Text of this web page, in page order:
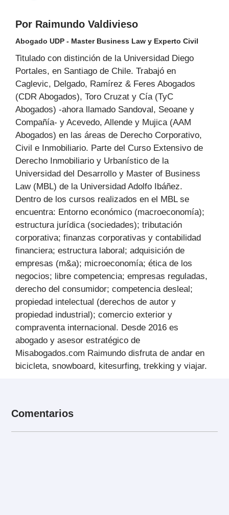
Por Raimundo Valdivieso
Abogado UDP - Master Business Law y Experto Civil
Titulado con distinción de la Universidad Diego
Portales, en Santiago de Chile. Trabajó en
Caglevic, Delgado, Ramírez & Feres Abogados
(CDR Abogados), Toro Cruzat y Cía (TyC
Abogados) -ahora llamado Sandoval, Seoane y
Compañía- y Acevedo, Allende y Mujica (AAM
Abogados) en las áreas de Derecho Corporativo,
Civil e Inmobiliario. Parte del Curso Extensivo de
Derecho Inmobiliario y Urbanístico de la
Universidad del Desarrollo y Master of Business
Law (MBL) de la Universidad Adolfo Ibáñez.
Dentro de los cursos realizados en el MBL se
encuentra: Entorno económico (macroeconomía);
estructura jurídica (sociedades); tributación
corporativa; finanzas corporativas y contabilidad
financiera; estructura laboral; adquisición de
empresas (m&a); microeconomía; ética de los
negocios; libre competencia; empresas reguladas,
derecho del consumidor; competencia desleal;
propiedad intelectual (derechos de autor y
propiedad industrial); comercio exterior y
compraventa internacional. Desde 2016 es
abogado y asesor estratégico de
Misabogados.com Raimundo disfruta de andar en
bicicleta, snowboard, kitesurfing, trekking y viajar.
Comentarios